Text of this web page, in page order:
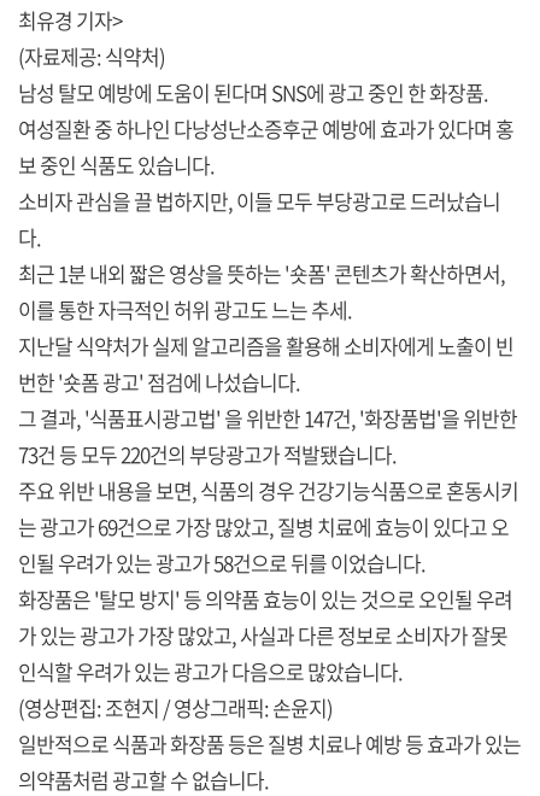
최유경 기자>
(자료제공: 식약처)
남성 탈모 예방에 도움이 된다며 SNS에 광고 중인 한 화장품.
여성질환 중 하나인 다낭성난소증후군 예방에 효과가 있다며 홍
보 중인 식품도 있습니다.
소비자 관심을 끌 법하지만, 이들 모두 부당광고로 드러났습니
다.
최근 1분 내외 짧은 영상을 뜻하는 '숏폼' 콘텐츠가 확산하면서,
이를 통한 자극적인 허위 광고도 느는 추세.
지난달 식약처가 실제 알고리즘을 활용해 소비자에게 노출이 빈
번한 '숏폼 광고' 점검에 나섰습니다.
그 결과, '식품표시광고법' 을 위반한 147건, '화장품법'을 위반한
73건 등 모두 220건의 부당광고가 적발됐습니다.
주요 위반 내용을 보면, 식품의 경우 건강기능식품으로 혼동시키
는 광고가 69건으로 가장 많았고, 질병 치료에 효능이 있다고 오
인될 우려가 있는 광고가 58건으로 뒤를 이었습니다.
화장품은 '탈모 방지' 등 의약품 효능이 있는 것으로 오인될 우려
가 있는 광고가 가장 많았고, 사실과 다른 정보로 소비자가 잘못
인식할 우려가 있는 광고가 다음으로 많았습니다.
(영상편집: 조현지 / 영상그래픽: 손윤지)
일반적으로 식품과 화장품 등은 질병 치료나 예방 등 효과가 있는
의약품처럼 광고할 수 없습니다.